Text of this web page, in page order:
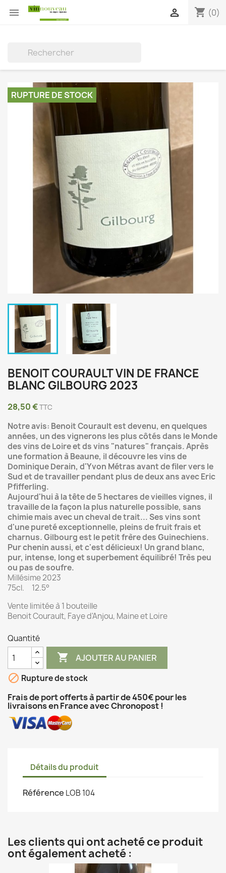
 shopping_cart (0)


RUPTURE DE STOCK
BENOIT COURAULT VIN DE FRANCE
BLANC GILBOURG 2023
28,50 €TTC
Notre avis: Benoit Courault est devenu, en quelques
années, un des vignerons les plus côtés dans le Monde
des vins de Loire et ds vins "natures" français. Après
une formation à Beaune, il découvre les vins de
Dominique Derain, d'Yvon Métras avant de filer vers le
Sud et de travailler pendant plus de deux ans avec Eric
Pfifferling.
Aujourd'hui à la tête de 5 hectares de vieilles vignes, il
travaille de la façon la plus naturelle possible, sans
chimie mais avec un cheval de trait... Ses vins sont
d'une pureté exceptionnelle, pleins de fruit frais et
charnus. Gilbourg est le petit frère des Guinechiens.
Pur chenin aussi, et c'est délicieux! Un grand blanc,
pur, intense, long et superbement équilibré! Très peu
ou pas de soufre.
Millésime 2023
75cl. 12.5°
Vente limitée à 1 bouteille
Benoit Courault, Faye d'Anjou, Maine et Loire
Quantité
 AJOUTER AU PANIER
 Rupture de stock
Frais de port offerts à partir de 450€ pour les
livraisons en France avec Chronopost !
Détails du produit
Référence LOB 104
Les clients qui ont acheté ce produit
ont également acheté :